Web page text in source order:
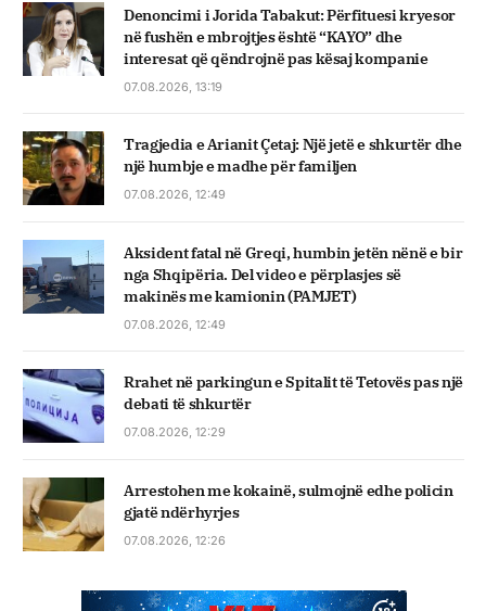
Denoncimi i Jorida Tabakut: Përfituesi kryesor
në fushën e mbrojtjes është “KAYO” dhe
interesat që qëndrojnë pas kësaj kompanie
07.08.2026, 13:19
Tragjedia e Arianit Çetaj: Një jetë e shkurtër dhe
një humbje e madhe për familjen
07.08.2026, 12:49
Aksident fatal në Greqi, humbin jetën nënë e bir
nga Shqipëria. Del video e përplasjes së
makinës me kamionin (PAMJET)
07.08.2026, 12:49
Rrahet në parkingun e Spitalit të Tetovës pas një
debati të shkurtër
07.08.2026, 12:29
Arrestohen me kokainë, sulmojnë edhe policin
gjatë ndërhyrjes
07.08.2026, 12:26